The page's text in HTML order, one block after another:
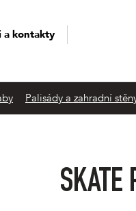
a kontakty
Palisády a zahradní
SKATE